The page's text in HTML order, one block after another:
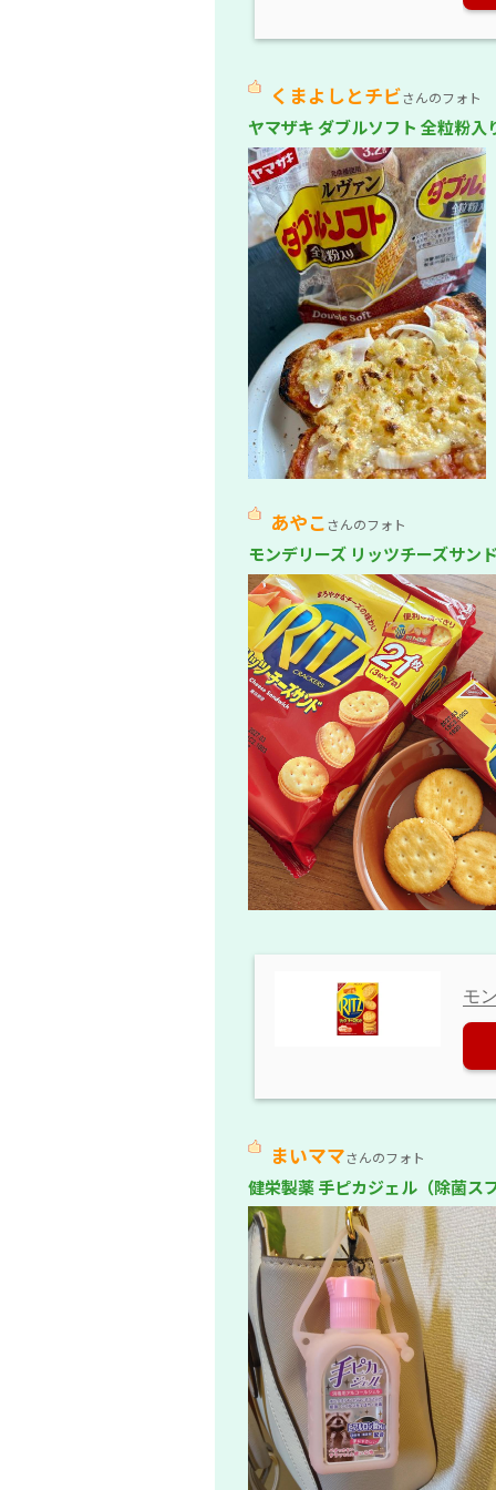
くまよしとチビさんのフォト
ヤマザキ ダブルソフト 全粒粉入
あやこさんのフォト
モンデリーズ リッツチーズサン
モ
まいママさんのフォト
健栄製薬 手ピカジェル（除菌ス